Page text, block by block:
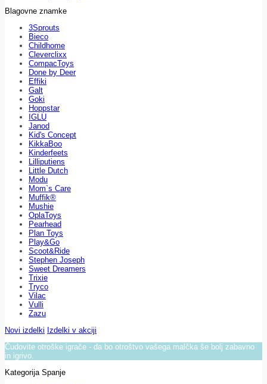
Blagovne znamke
3Sprouts
Bieco
Childhome
Cleverclixx
CompacToys
Done by Deer
Effiki
Galt
Goki
Hoppstar
IGLU
Janod
Kid's Concept
KikkaBoo
Kinderfeets
Lilliputiens
Little Dutch
Modu
Mom`s Care
Muffik®
Mushie
OplaToys
Pearhead
Plan Toys
Play&Go
Scoot&Ride
Stephen Joseph
Sweet Dreamers
Trixie
Tryco
Vilac
Vulli
Zazu
Novi izdelki Izdelki v akciji
Čudovite otroške igrače - da bo otroštvo vašega malčka še bolj zabavno
in igrivo.
Kategorija Spanje